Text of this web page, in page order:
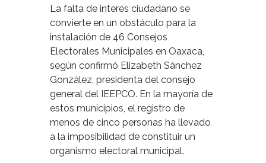
La falta de interés ciudadano se
convierte en un obstáculo para la
instalación de 46 Consejos
Electorales Municipales en Oaxaca,
según confirmó Elizabeth Sánchez
González, presidenta del consejo
general del IEEPCO. En la mayoría de
estos municipios, el registro de
menos de cinco personas ha llevado
a la imposibilidad de constituir un
organismo electoral municipal.